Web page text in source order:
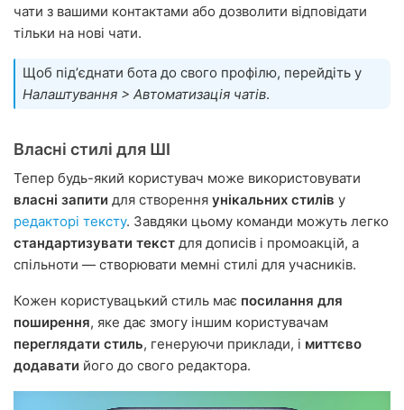
чати з вашими контактами або дозволити відповідати
тільки на нові чати.
Щоб підʼєднати бота до свого профілю, перейдіть у
Налаштування > Автоматизація чатів.
Власні стилі для ШІ
Тепер будь-який користувач може використовувати
власні запити для створення унікальних стилів у
редакторі тексту. Завдяки цьому команди можуть легко
стандартизувати текст для дописів і промоакцій, а
спільноти — створювати мемні стилі для учасників.
Кожен користувацький стиль має посилання для
поширення, яке дає змогу іншим користувачам
переглядати стиль, генеруючи приклади, і миттєво
додавати його до свого редактора.